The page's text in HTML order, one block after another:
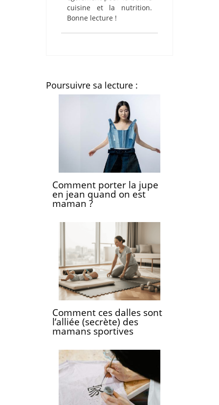
cuisine et la nutrition.
Bonne lecture !
Poursuivre sa lecture :
Comment porter la jupe
en jean quand on est
maman ?
Comment ces dalles sont
l’alliée (secrète) des
mamans sportives